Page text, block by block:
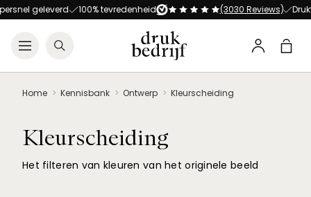
Direct naar de
Direct naar de hoofdinhoud
Open menu
Zoeken
Profiel
geleverd 100% tevredenheid (3030 Reviews)
Home Kennisbank Ontwerp Kleurscheiding
Kleurscheiding
Het filteren van kleuren van het originele beeld